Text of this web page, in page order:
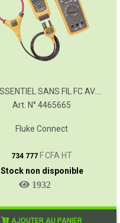
KIT ESSENTIEL SANS FIL FC AVEC I3000
Art. N° 4465665
Fluke Connect
734 777 F CFA HT
Stock non disponible
1932
AJOUTER AU PANIER